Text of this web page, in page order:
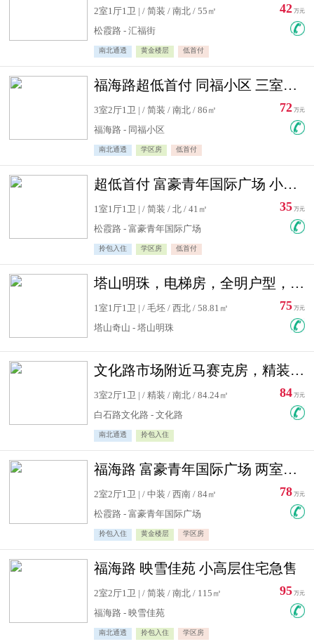
2室1厅1卫 | / 简装 / 南北 / 55㎡
松霞路 - 汇福街
南北通透 黄金楼层 低首付
42 万元
福海路超低首付 同福小区 三室住宅急售
3室2厅1卫 | / 简装 / 南北 / 86㎡
福海路 - 同福小区
南北通透 学区房 低首付
72 万元
超低首付 富豪青年国际广场 小高层住宅急售
1室1厅1卫 | / 简装 / 北 / 41㎡
松霞路 - 富豪青年国际广场
拎包入住 学区房 低首付
35 万元
塔山明珠，电梯房，全明户型，视野好，毛坯房，看房有钥匙
1室1厅1卫 | / 毛坯 / 西北 / 58.81㎡
塔山奇山 - 塔山明珠
75 万元
文化路市场附近马赛克房，精装修三居室，南北通透，实用面积大
3室2厅1卫 | / 精装 / 南北 / 84.24㎡
白石路文化路 - 文化路
南北通透 拎包入住
84 万元
福海路 富豪青年国际广场 两室住宅急售
2室2厅1卫 | / 中装 / 西南 / 84㎡
松霞路 - 富豪青年国际广场
拎包入住 黄金楼层 学区房
78 万元
福海路 映雪佳苑 小高层住宅急售
2室2厅1卫 | / 简装 / 南北 / 115㎡
福海路 - 映雪佳苑
南北通透 拎包入住 学区房
95 万元